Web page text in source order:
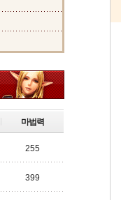
마법력
255
399